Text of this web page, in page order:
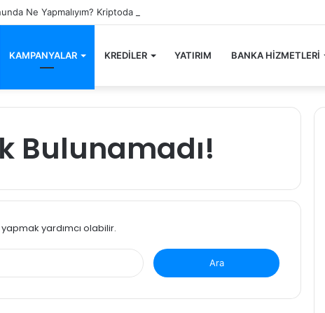
Ne Yapmalıyım? Kriptoda Ayı Sezonu 2023
KAMPANYALAR KREDİLER YATIRIM BANKA HİZMETLERİ
Bulunamadı!
yardımcı olabilir.
m